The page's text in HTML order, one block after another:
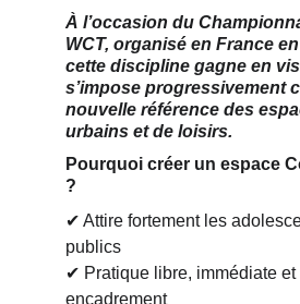
À l’occasion du
WCT, organisé en France
cette discipline gagne en
s’impose progressivement
nouvelle référence des
urbains et de loisirs.
Pourquoi créer un espace
?
✔ Attire fortement les
publics
✔ Pratique libre, immédiate et
encadrement